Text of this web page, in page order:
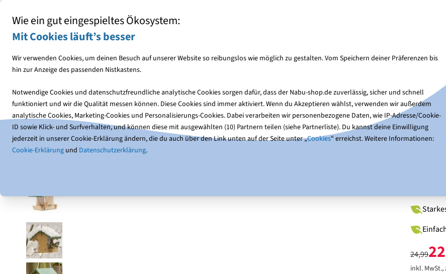
Wie ein gut eingespieltes Ökosystem:
Mit Cookies läuft’s besser
Wir verwenden Cookies, um deinen Besuch auf unserer Website so reibungslos wie möglich zu gestalten. Vom Speichern deiner Präferenzen bis
hin zur Anzeige des passenden Nistkastens.
Notwendige Cookies und datenschutzfreundliche analytische Cookies sorgen dafür, dass der Nabu-shop.de zuverlässig, sicher und schnell
funktioniert und wir die Qualität messen können. Diese Cookies sind immer aktiviert. Wenn du Akzeptieren wählst, verwenden wir außerdem
analytische Cookies, Marketing-Cookies und Personalisierungs-Cookies. Dabei verarbeiten wir personenbezogene Daten, wie IP-Adresse/Cookie-
ID sowie Klick- und Surfverhalten, und können diese mit ausgewählten (10) Partnern teilen (siehe Partnerliste). Du kannst deine Einwilligung
jederzeit in unserer Cookie-Erklärung ändern, die du auch über den Link unten auf der Seite unter „Cookies“ erreichst. Weitere Informationen:
Cookie-Erklärung und Datenschutzerklärung.
Vogelfutterhäuser Futterhäuser aus Holz Futterhaus Reno
24,9922
inkl. MwSt.,